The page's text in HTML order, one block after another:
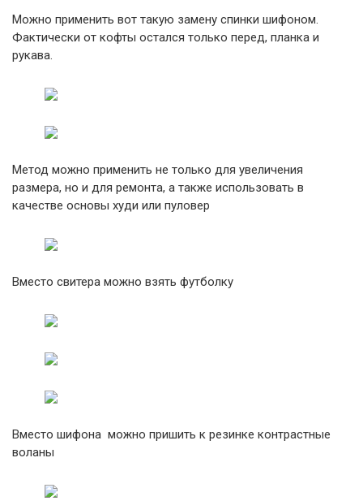
Можно применить вот такую замену спинки шифоном.
Фактически от кофты остался только перед, планка и
рукава.
Метод можно применить не только для увеличения
размера, но и для ремонта, а также использовать в
качестве основы худи или пуловер
Вместо свитера можно взять футболку
Вместо шифона можно пришить к резинке контрастные
воланы